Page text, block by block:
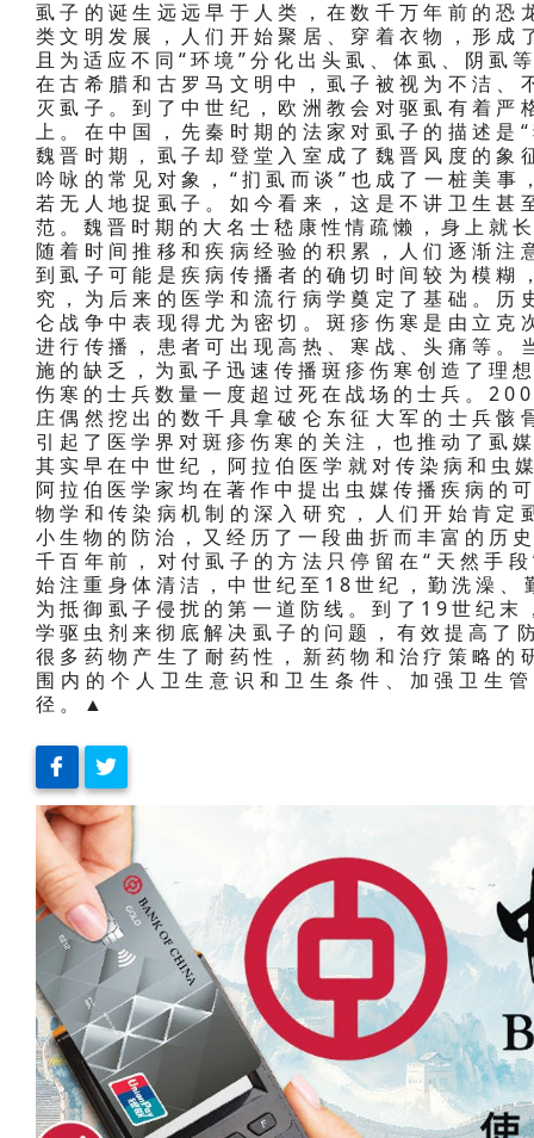
虱子的诞生远远早于人类，在数千万年前的
类文明发展，人们开始聚居、穿着衣物，形
且为适应不同“环境”分化出头虱、体虱、阴虱
在古希腊和古罗马文明中，虱子被视为不洁
灭虱子。到了中世纪，欧洲教会对驱虱有着
上。在中国，先秦时期的法家对虱子的描述是
魏晋时期，虱子却登堂入室成了魏晋风度的
吟咏的常见对象，“扪虱而谈”也成了一桩美
若无人地捉虱子。如今看来，这是不讲卫生
范。魏晋时期的大名士嵇康性情疏懒，身上就
随着时间推移和疾病经验的积累，人们逐渐
到虱子可能是疾病传播者的确切时间较为模
究，为后来的医学和流行病学奠定了基础。
仑战争中表现得尤为密切。斑疹伤寒是由立
进行传播，患者可出现高热、寒战、头痛等
施的缺乏，为虱子迅速传播斑疹伤寒创造了理
伤寒的士兵数量一度超过死在战场的士兵。
庄偶然挖出的数千具拿破仑东征大军的士兵
引起了医学界对斑疹伤寒的关注，也推动了虱
其实早在中世纪，阿拉伯医学就对传染病和虫
阿拉伯医学家均在著作中提出虫媒传播疾病的
物学和传染病机制的深入研究，人们开始肯
小生物的防治，又经历了一段曲折而丰富的历
千百年前，对付虱子的方法只停留在“天然手
始注重身体清洁，中世纪至18世纪，勤洗澡
为抵御虱子侵扰的第一道防线。到了19世纪
学驱虫剂来彻底解决虱子的问题，有效提高了
很多药物产生了耐药性，新药物和治疗策略
围内的个人卫生意识和卫生条件、加强卫生
径。▲